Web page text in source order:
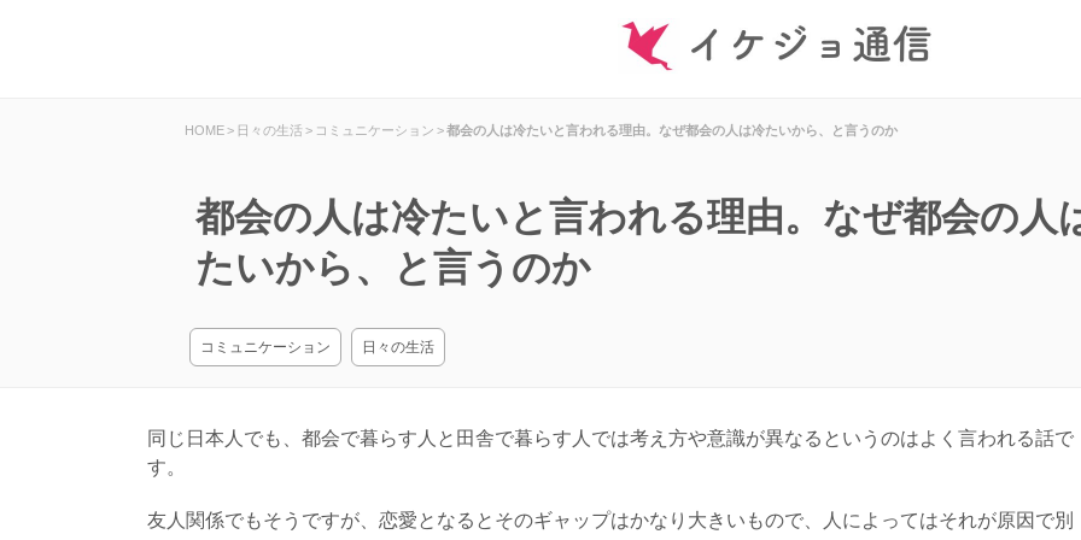
HOME> 日々の生活 > コミュニケーション >都会の人は冷たいと言われる理由。なぜ都会の人は冷たいから、と言うのか
都会の人は冷たいと言われる理由。なぜ都会の人
たいから、と言うのか
コミュニケーション 日々の生活
同じ日本人でも、都会で暮らす人と田舎で暮らす人では考え方や意識が異なるというのはよく言われる話で
す。
友人関係でもそうですが、恋愛となるとそのギャップはかなり大きいもので、人によってはそれが原因で別